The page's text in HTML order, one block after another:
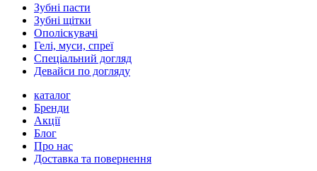
Зубні пасти
Зубні щітки
Ополіскувачі
Гелі, муси, спреї
Спеціальний догляд
Девайси по догляду
каталог
Бренди
Акції
Блог
Про нас
Доставка та повернення